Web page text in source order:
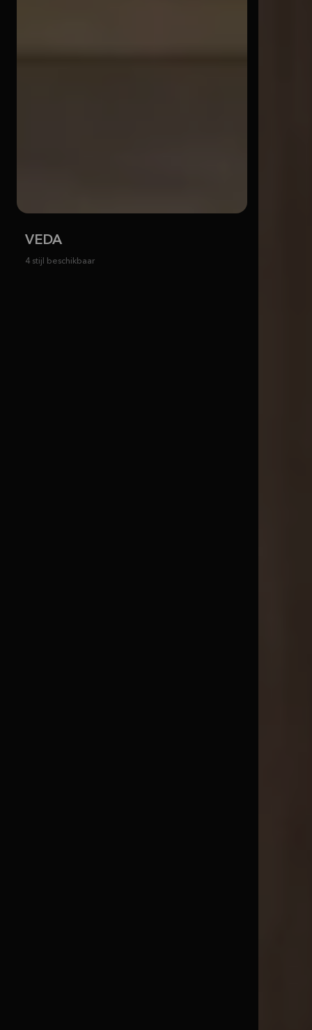
VEDA
4 stijl beschikbaar